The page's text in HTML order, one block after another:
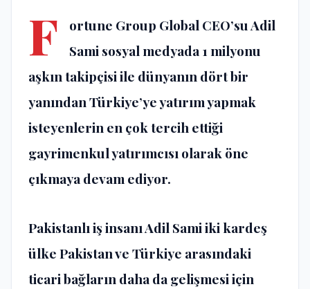
F
ortune Group Global CEO’su Adil
Sami sosyal medyada 1 milyonu
aşkın takipçisi ile dünyanın dört bir
yanından Türkiye’ye yatırım yapmak
isteyenlerin en çok tercih ettiği
gayrimenkul yatırımcısı olarak öne
çıkmaya devam ediyor.
Pakistanlı iş insanı Adil Sami iki kardeş
ülke Pakistan ve Türkiye arasındaki
ticari bağların daha da gelişmesi için